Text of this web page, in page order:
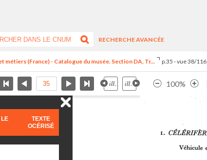
RECHERCHE AVANCÉE
métiers (France) - Catalogue du musée. Section DA, Tr... p.35 - vue 38/116
100%
TEXTE
OCÉRISÉ